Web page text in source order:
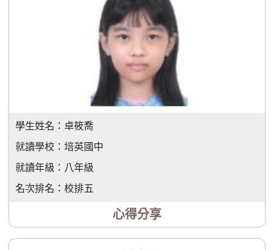
學生姓名： 卓筱喬
就讀學校： 培英國中
就讀年級： 八年級
名次排名： 校排五
心得分享